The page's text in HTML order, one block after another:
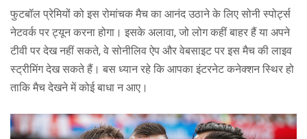
फुटबॉल प्रेमियों को इस रोमांचक मैच का आनंद उठाने के लिए सोनी स्पोर्ट्स
नेटवर्क पर ट्यून करना होगा। इसके अलावा, जो लोग कहीं बाहर हैं या अपने
टीवी पर देख नहीं सकते, वे सोनीलिव ऐप और वेबसाइट पर इस मैच की लाइव
स्ट्रीमिंग देख सकते हैं। बस ध्यान रहे कि आपका इंटरनेट कनेक्शन स्थिर हो
ताकि मैच देखने में कोई बाधा न आए।